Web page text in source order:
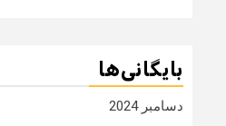
بایگانی‌ها
دسامبر 2024